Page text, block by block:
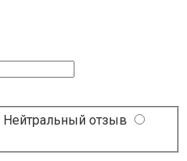
Нейтральный отзыв